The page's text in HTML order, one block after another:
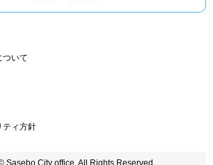
ついて
ティ方針
Sasebo City office. All Rights Reserved.